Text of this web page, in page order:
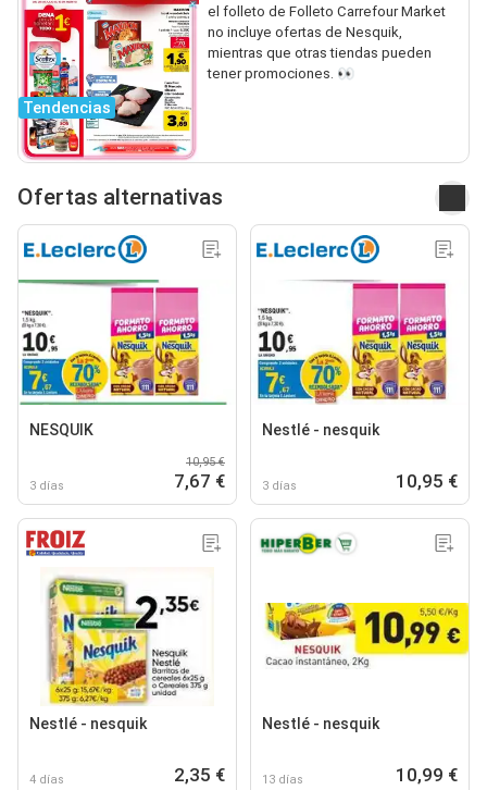
Tendencias
el folleto de Folleto Carrefour Market
no incluye ofertas de Nesquik,
mientras que otras tiendas pueden
tener promociones. 👀
Ofertas alternativas
NESQUIK
3 días
10,95 €
7,67 €
Nestlé - nesquik
3 días 10,95 €
Nestlé - nesquik
4 días 2,35 €
Nestlé - nesquik
13 días 10,99 €